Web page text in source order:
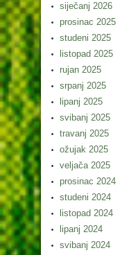
siječanj 2026
prosinac 2025
studeni 2025
listopad 2025
rujan 2025
srpanj 2025
lipanj 2025
svibanj 2025
travanj 2025
ožujak 2025
veljača 2025
prosinac 2024
studeni 2024
listopad 2024
lipanj 2024
svibanj 2024